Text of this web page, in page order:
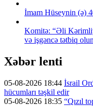
İmam Hüseynin (ə)
Komitə: “Əli
və işgəncə tətbiq
Xəbər lenti
05-08-2026 18:44 İsrail
hücumları təşkil edir
05-08-2026 18:35 “Qızıl